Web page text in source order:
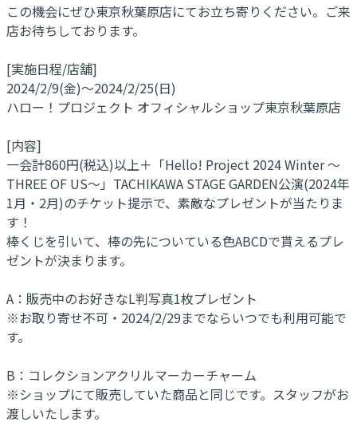
この機会にぜひ東京秋葉原店にてお立ち寄りください。ご来
店お待ちしております。
[実施日程/店舗]
2024/2/9(金)～2024/2/25(日)
ハロー！プロジェクト オフィシャルショップ東京秋葉原店
[内容]
一会計860円(税込)以上＋「Hello! Project 2024 Winter ～
THREE OF US～」TACHIKAWA STAGE GARDEN公演(2024年
1月・2月)のチケット提示で、素敵なプレゼントが当たりま
す！
棒くじを引いて、棒の先についている色ABCDで貰えるプレ
ゼントが決まります。
A：販売中のお好きなL判写真1枚プレゼント
※お取り寄せ不可・2024/2/29までならいつでも利用可能で
す。
B：コレクションアクリルマーカーチャーム
※ショップにて販売していた商品と同じです。スタッフがお
渡しいたします。